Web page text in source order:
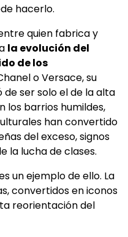
hacerlo.
quien fabrica y
la evolución del
de los
o Versace, su
ser solo el de la alta
los barrios humildes,
han convertido
del exceso, signos
la lucha de clases.
un ejemplo de ello. La
convertidos en iconos
reorientación del